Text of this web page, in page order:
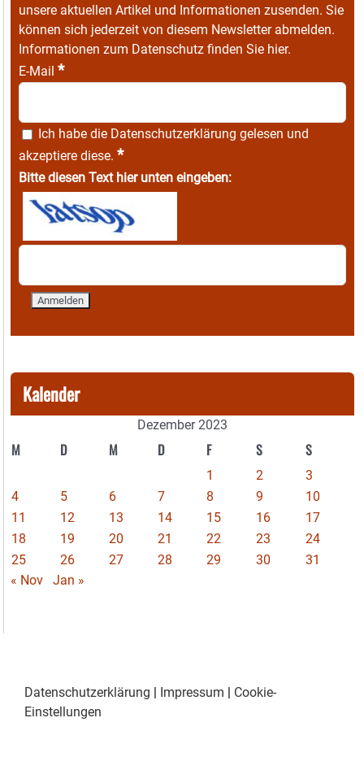
unsere aktuellen Artikel und Informationen zusenden. Sie
können sich jederzeit von diesem Newsletter abmelden.
Informationen zum Datenschutz finden Sie hier.
E-Mail *
Ich habe die Datenschutzerklärung gelesen und
akzeptiere diese. *
Bitte diesen Text hier unten eingeben:
Kalender
Dezember 2023
M D M D F S S
1 2
3
4
5 6 7 8 9
10
11
12 13 14 15 16
17
18
19 20 21 22 23
24
25
26 27 28 29 30
31
« Nov
Jan »
Datenschutzerklärung | Impressum | Cookie-
Einstellungen